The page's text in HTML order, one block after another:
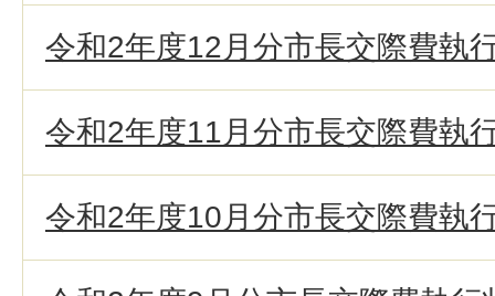
令和2年度12月分市長交際費執
令和2年度11月分市長交際費執
令和2年度10月分市長交際費執